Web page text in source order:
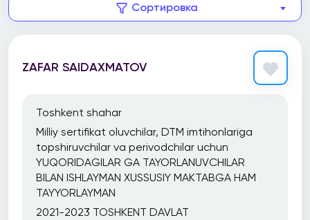
Сортировка
ZAFAR SAIDAXMATOV
Toshkent shahar
Milliy sertifikat oluvchilar, DTM imtihonlariga
topshiruvchilar va perivodchilar uchun
YUQORIDAGILAR GA TAYORLANUVCHILAR
BILAN ISHLAYMAN XUSSUSIY MAKTABGA HAM
TAYYORLAYMAN
2021-2023 TOSHKENT DAVLAT